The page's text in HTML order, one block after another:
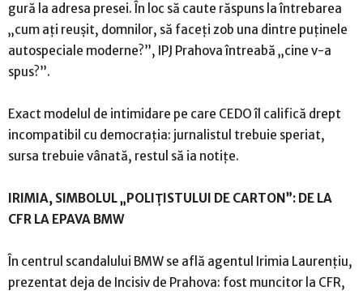
gură la adresa presei. În loc să caute răspuns la întrebarea
„cum ați reușit, domnilor, să faceți zob una dintre puținele
autospeciale moderne?”, IPJ Prahova întreabă „cine v-a
spus?”.
Exact modelul de intimidare pe care CEDO îl califică drept
incompatibil cu democrația: jurnalistul trebuie speriat,
sursa trebuie vânată, restul să ia notițe.
IRIMIA, SIMBOLUL „POLIȚISTULUI DE CARTON”: DE LA
CFR LA EPAVA BMW
În centrul scandalului BMW se află agentul Irimia Laurențiu,
prezentat deja de Incisiv de Prahova: fost muncitor la CFR,